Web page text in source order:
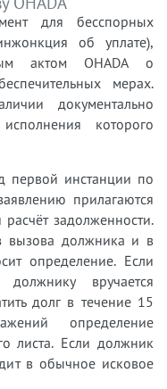
для бесспорных
об уплате),
актом OHADA о
мерах.
документально
которого
первой инстанции по
прилагаются
задолженности.
вызова должника и в
определение. Если
вручается
долг в течение 15
определение
листа. Если должник
в обычное исковое